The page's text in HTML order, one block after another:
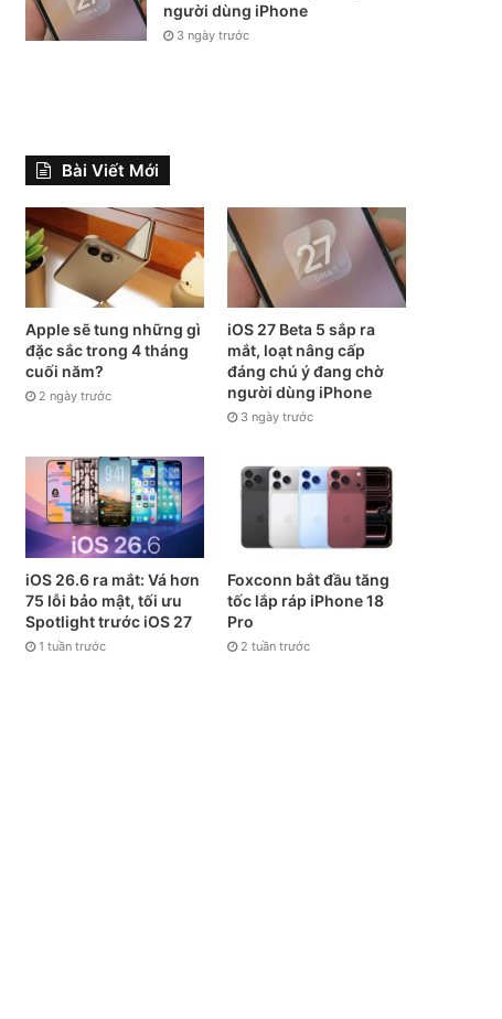
người dùng iPhone
3 ngày trước
Bài Viết Mới
Apple sẽ tung những gì
đặc sắc trong 4 tháng
cuối năm?
2 ngày trước
iOS 27 Beta 5 sắp ra
mắt, loạt nâng cấp
đáng chú ý đang chờ
người dùng iPhone
3 ngày trước
iOS 26.6 ra mắt: Vá hơn
75 lỗi bảo mật, tối ưu
Spotlight trước iOS 27
1 tuần trước
Foxconn bắt đầu tăng
tốc lắp ráp iPhone 18
Pro
2 tuần trước